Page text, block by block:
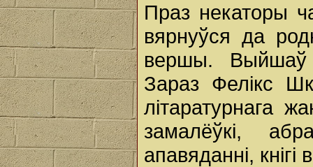
Праз некаторы
вярнуўся да
вершы. Выйшаў
Зараз Фелікс
літаратурнага
замалёўкі,
апавяданні,